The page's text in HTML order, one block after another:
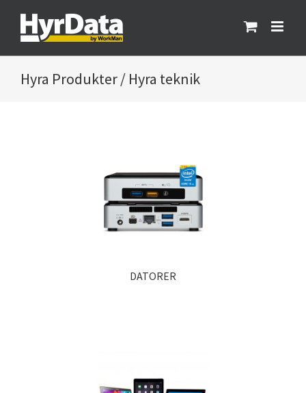
innehållet
Produkter / Hyra teknik
DATORER